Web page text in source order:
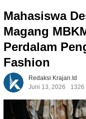
Mahasiswa
Magang
Perdalam
Fashion
Redaksi Krajan.id
Juni 13, 2026
1326